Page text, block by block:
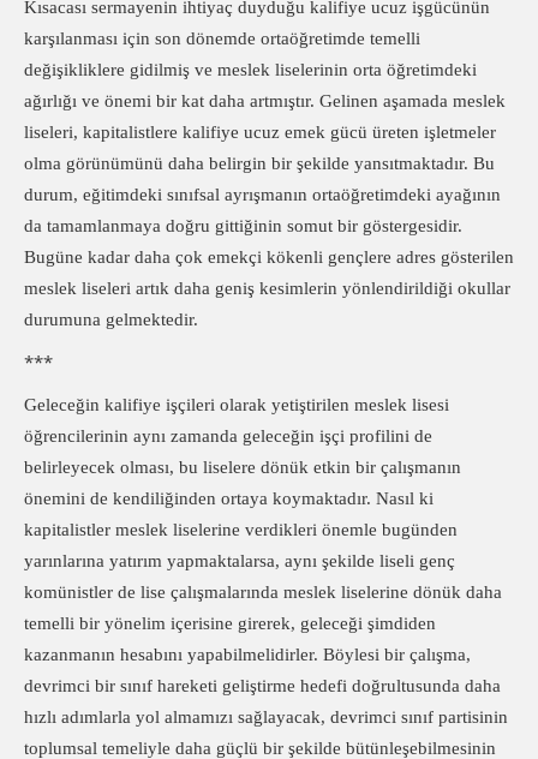
Kısacası sermayenin ihtiyaç duyduğu kalifiye ucuz işgücünün
karşılanması için son dönemde ortaöğretimde temelli
değişikliklere gidilmiş ve meslek liselerinin orta öğretimdeki
ağırlığı ve önemi bir kat daha artmıştır. Gelinen aşamada meslek
liseleri, kapitalistlere kalifiye ucuz emek gücü üreten işletmeler
olma görünümünü daha belirgin bir şekilde yansıtmaktadır. Bu
durum, eğitimdeki sınıfsal ayrışmanın ortaöğretimdeki ayağının
da tamamlanmaya doğru gittiğinin somut bir göstergesidir.
Bugüne kadar daha çok emekçi kökenli gençlere adres gösterilen
meslek liseleri artık daha geniş kesimlerin yönlendirildiği okullar
durumuna gelmektedir.
***
Geleceğin kalifiye işçileri olarak yetiştirilen meslek lisesi
öğrencilerinin aynı zamanda geleceğin işçi profilini de
belirleyecek olması, bu liselere dönük etkin bir çalışmanın
önemini de kendiliğinden ortaya koymaktadır. Nasıl ki
kapitalistler meslek liselerine verdikleri önemle bugünden
yarınlarına yatırım yapmaktalarsa, aynı şekilde liseli genç
komünistler de lise çalışmalarında meslek liselerine dönük daha
temelli bir yönelim içerisine girerek, geleceği şimdiden
kazanmanın hesabını yapabilmelidirler. Böylesi bir çalışma,
devrimci bir sınıf hareketi geliştirme hedefi doğrultusunda daha
hızlı adımlarla yol almamızı sağlayacak, devrimci sınıf partisinin
toplumsal temeliyle daha güçlü bir şekilde bütünleşebilmesinin